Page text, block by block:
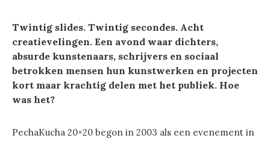
Twintig slides. Twintig secondes. Acht
creatievelingen. Een avond waar dichters,
absurde kunstenaars, schrijvers en sociaal
betrokken mensen hun kunstwerken en projecten
kort maar krachtig delen met het publiek. Hoe
was het?
PechaKucha 20×20 begon in 2003 als een evenement in